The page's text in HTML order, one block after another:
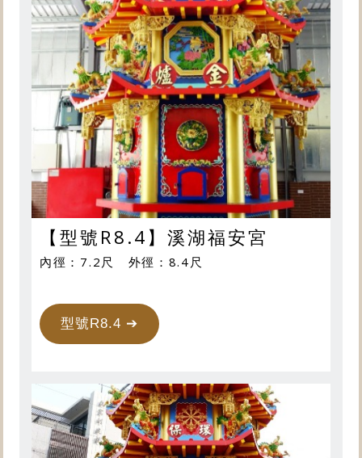
【型號R8.4】溪湖福安宮
內徑：7.2尺 外徑：8.4尺
型號R8.4 ➔